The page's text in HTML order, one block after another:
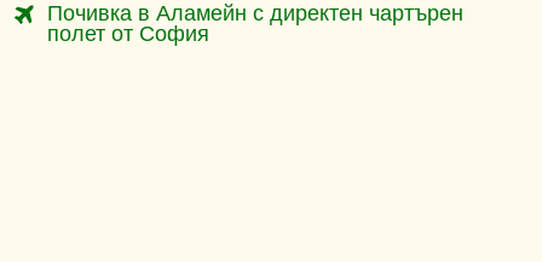
Почивка в Аламейн с директен чартърен
полет от София